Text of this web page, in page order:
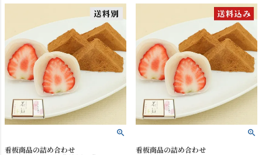
看板商品の詰め合わせ 看板商品の詰め合わせ